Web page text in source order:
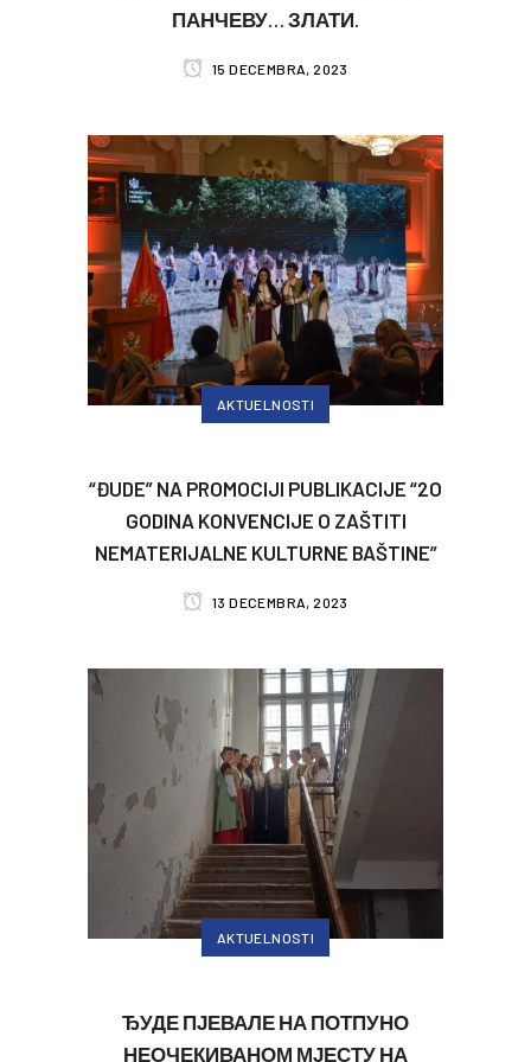
ПАНЧЕВУ… ЗЛАТИ.
15 DECEMBRA, 2023
AKTUELNOSTI
“ĐUDE” NA PROMOCIJI PUBLIKACIJE “2O
GODINA KONVENCIJE O ZAŠTITI
NEMATERIJALNE KULTURNE BAŠTINE”
13 DECEMBRA, 2023
AKTUELNOSTI
ЂУДЕ ПЈЕВАЛЕ НА ПОТПУНО
НЕОЧЕКИВАНОМ МЈЕСТУ НА